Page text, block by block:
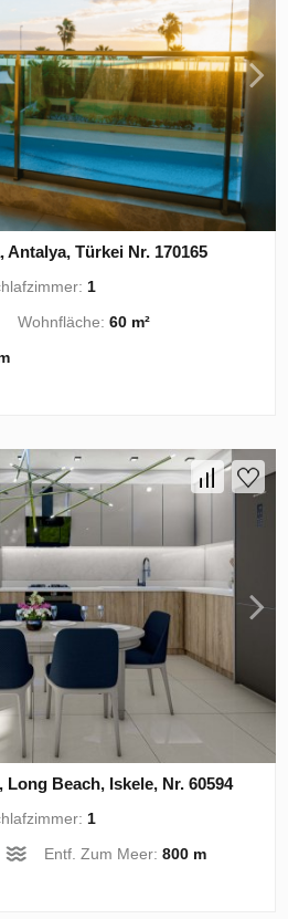
Antalya, Türkei Nr. 170165
1
Wohnfläche:60 m²
Beach, Iskele, Nr. 60594
1
Entf. Zum Meer:800 m